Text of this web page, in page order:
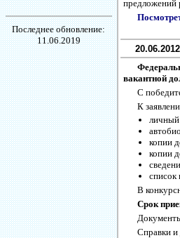
Последнее обновление:
11.06.2019
предложений
20.06.2012
вакантной
С
К
личный
копии
копии
список
В
Срок
Справки и